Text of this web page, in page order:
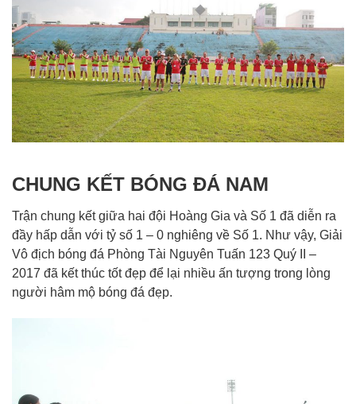
CHUNG KẾT BÓNG ĐÁ NAM
Trận chung kết giữa hai đội Hoàng Gia và Số 1 đã diễn ra
đầy hấp dẫn với tỷ số 1 – 0 nghiêng về Số 1. Như vậy, Giải
Vô địch bóng đá Phòng Tài Nguyên Tuấn 123 Quý II –
2017 đã kết thúc tốt đẹp để lại nhiều ấn tượng trong lòng
người hâm mộ bóng đá đẹp.